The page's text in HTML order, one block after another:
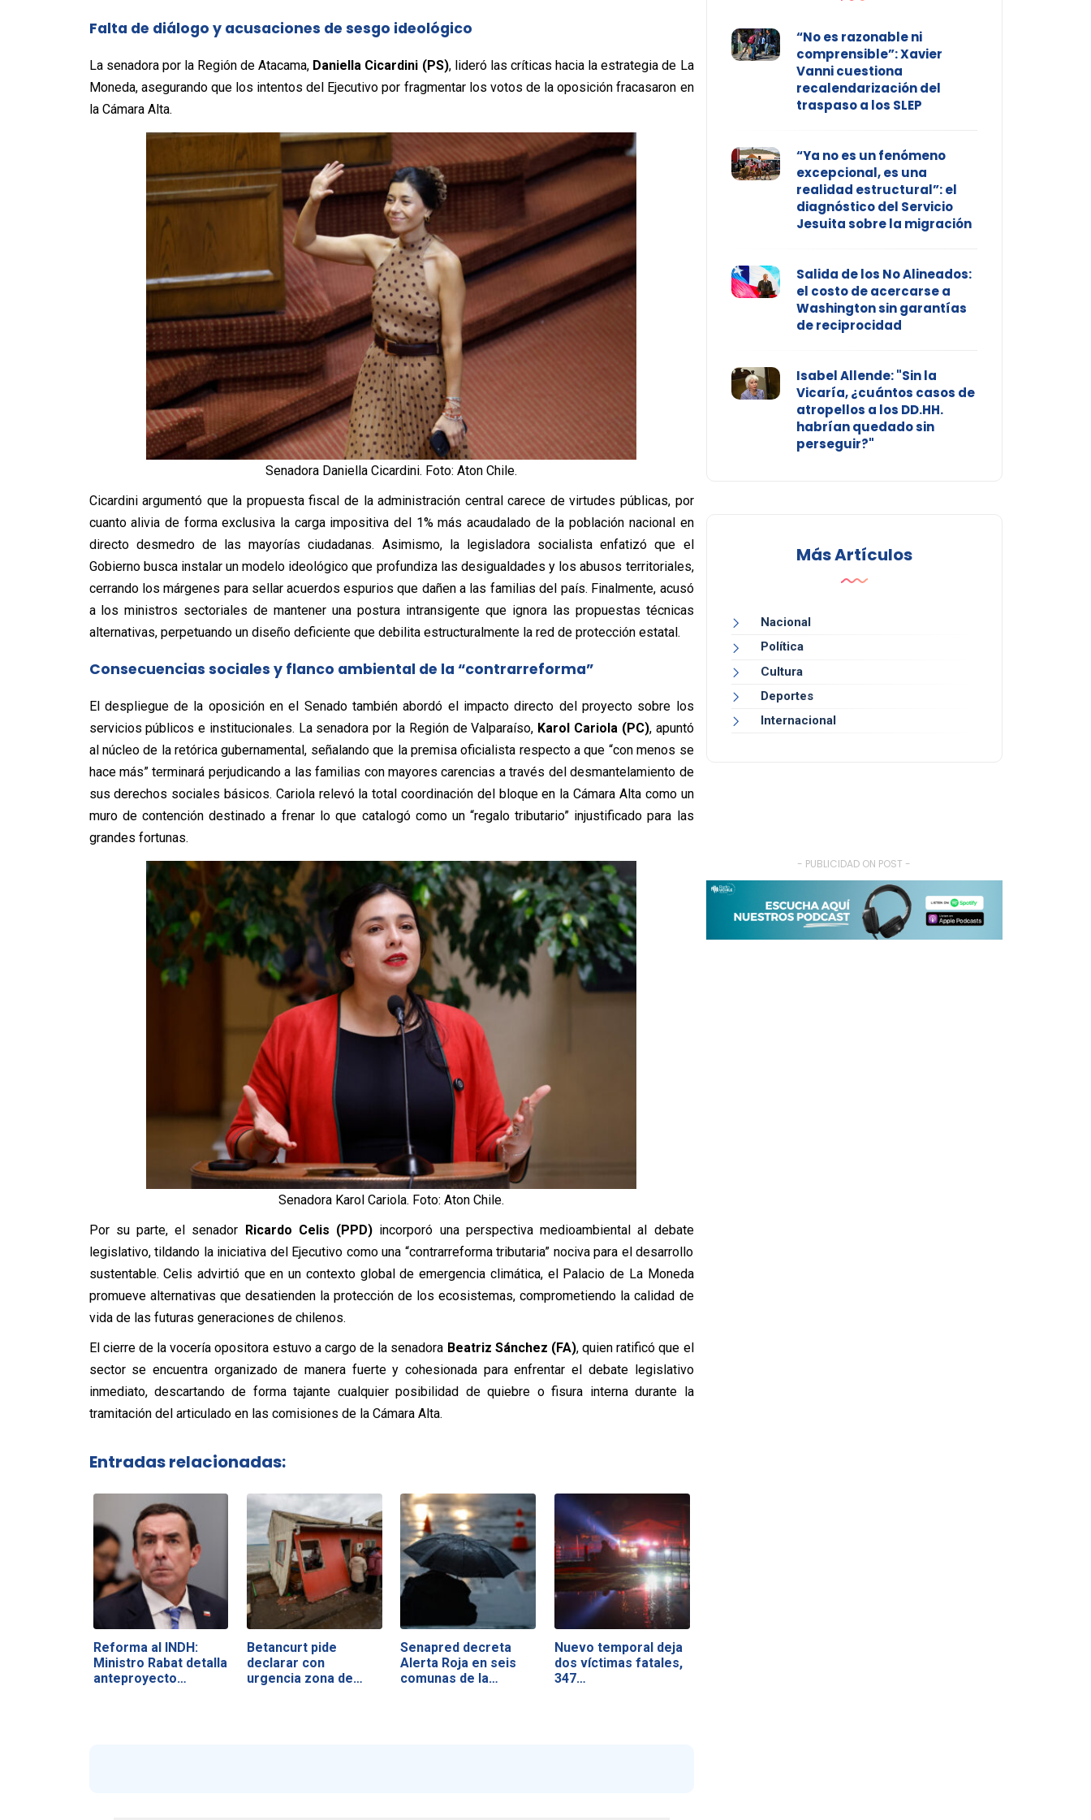
Falta de diálogo y acusaciones de sesgo ideológico
La senadora por la Región de Atacama, Daniella Cicardini (PS), lideró las críticas hacia la estrategia de La
Moneda, asegurando que los intentos del Ejecutivo por fragmentar los votos de la oposición fracasaron en
la Cámara Alta.
Senadora Daniella Cicardini. Foto: Aton Chile.
Cicardini argumentó que la propuesta fiscal de la administración central carece de virtudes públicas, por
cuanto alivia de forma exclusiva la carga impositiva del 1% más acaudalado de la población nacional en
directo desmedro de las mayorías ciudadanas. Asimismo, la legisladora socialista enfatizó que el
Gobierno busca instalar un modelo ideológico que profundiza las desigualdades y los abusos territoriales,
cerrando los márgenes para sellar acuerdos espurios que dañen a las familias del país. Finalmente, acusó
a los ministros sectoriales de mantener una postura intransigente que ignora las propuestas técnicas
alternativas, perpetuando un diseño deficiente que debilita estructuralmente la red de protección estatal.
Consecuencias sociales y flanco ambiental de la “contrarreforma”
El despliegue de la oposición en el Senado también abordó el impacto directo del proyecto sobre los
servicios públicos e institucionales. La senadora por la Región de Valparaíso, Karol Cariola (PC), apuntó
al núcleo de la retórica gubernamental, señalando que la premisa oficialista respecto a que “con menos se
hace más” terminará perjudicando a las familias con mayores carencias a través del desmantelamiento de
sus derechos sociales básicos. Cariola relevó la total coordinación del bloque en la Cámara Alta como un
muro de contención destinado a frenar lo que catalogó como un “regalo tributario” injustificado para las
grandes fortunas.
Senadora Karol Cariola. Foto: Aton Chile.
Por su parte, el senador Ricardo Celis (PPD) incorporó una perspectiva medioambiental al debate
legislativo, tildando la iniciativa del Ejecutivo como una “contrarreforma tributaria” nociva para el desarrollo
sustentable. Celis advirtió que en un contexto global de emergencia climática, el Palacio de La Moneda
promueve alternativas que desatienden la protección de los ecosistemas, comprometiendo la calidad de
vida de las futuras generaciones de chilenos.
El cierre de la vocería opositora estuvo a cargo de la senadora Beatriz Sánchez (FA), quien ratificó que el
sector se encuentra organizado de manera fuerte y cohesionada para enfrentar el debate legislativo
inmediato, descartando de forma tajante cualquier posibilidad de quiebre o fisura interna durante la
tramitación del articulado en las comisiones de la Cámara Alta.
Entradas relacionadas:
Reforma al INDH:
Ministro Rabat detalla
anteproyecto…
Betancurt pide
declarar con
urgencia zona de…
Senapred decreta
Alerta Roja en seis
comunas de la…
Nuevo temporal deja
dos víctimas fatales,
347…
“No es razonable ni
comprensible”: Xavier
Vanni cuestiona
recalendarización del
traspaso a los SLEP
“Ya no es un fenómeno
excepcional, es una
realidad estructural”: el
diagnóstico del Servicio
Jesuita sobre la migración
Salida de los No Alineados:
el costo de acercarse a
Washington sin garantías
de reciprocidad
Isabel Allende: "Sin la
Vicaría, ¿cuántos casos de
atropellos a los DD.HH.
habrían quedado sin
perseguir?"
Más Artículos
Nacional
Política
Cultura
Deportes
Internacional
- PUBLICIDAD ON POST -